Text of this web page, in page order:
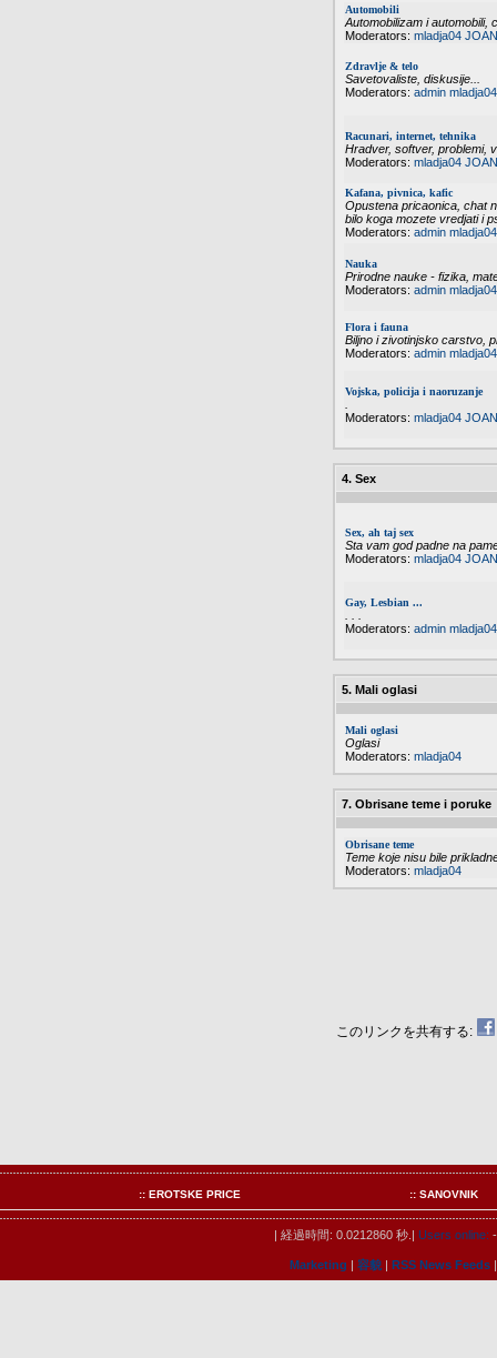
Automobili
Automobilizam i automobili,
Moderators: mladja04
Zdravlje & telo
Savetovaliste, diskusije...
Moderators: admin mladja04
Racunari, internet, tehnika
Hradver, softver, problemi,
Moderators: mladja04
Kafana, pivnica, kafic
Opustena pricaonica, chat
bilo koga mozete vredjati i
Moderators: admin mladja04
Nauka
Prirodne nauke - fizika,
Moderators: admin mladja04
Flora i fauna
Biljno i zivotinjsko carstvo,
Moderators: admin mladja04
Vojska, policija i naoruzanje
Moderators: mladja04
4. Sex
Sex, ah taj sex
Sta vam god padne na
Moderators: mladja04
Gay, Lesbian ...
Moderators: admin mladja04
5. Mali oglasi
Mali oglasi
Oglasi
Moderators: mladja04
7. Obrisane teme i poruke
Obrisane teme
Teme koje nisu bile
Moderators: mladja04
このリンクを共有する:
:: EROTSKE PRICE :: SANOVNIK
| 経過時間: 0.0212860 秒.| Users online:
Marketing | 容貌| RSS News Feeds